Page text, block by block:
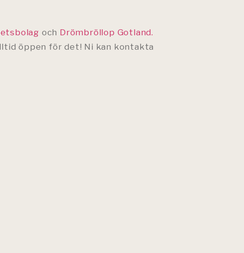
och Drömbröllop Gotland.
öppen för det! Ni kan kontakta